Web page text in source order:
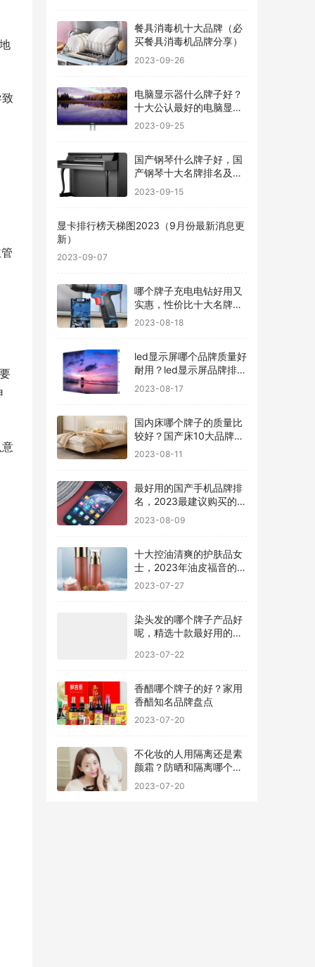
餐具消毒机十大品牌（必
买餐具消毒机品牌分享）
2023-09-26
电脑显示器什么牌子好？
十大公认最好的电脑显示
器
2023-09-25
国产钢琴什么牌子好，国
产钢琴十大名牌排名及价
格
2023-09-15
显卡排行榜天梯图2023（9月份最新消息更
新）
2023-09-07
哪个牌子充电电钻好用又
实惠，性价比十大名牌充
电电钻排名
2023-08-18
led显示屏哪个品牌质量好
耐用？led显示屏品牌排行
前十名
2023-08-17
国内床哪个牌子的质量比
较好？国产床10大品牌最
新排名
2023-08-11
最好用的国产手机品牌排
名，2023最建议购买的5
款手机
2023-08-09
十大控油清爽的护肤品女
士，2023年油皮福音的护
肤品有哪些
2023-07-27
染头发的哪个牌子产品好
呢，精选十款最好用的染
2023-07-22
香醋哪个牌子的好？家用
香醋知名品牌盘点
2023-07-20
不化妆的人用隔离还是素
颜霜？防晒和隔离哪个先
2023-07-20